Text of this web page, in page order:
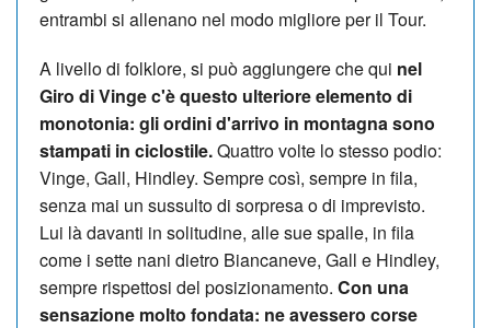
entrambi si allenano nel modo migliore per il Tour.
A livello di folklore, si può aggiungere che qui nel
Giro di Vinge c'è questo ulteriore elemento di
monotonia: gli ordini d'arrivo in montagna sono
stampati in ciclostile.Quattro volte lo stesso podio:
Vinge, Gall, Hindley. Sempre così, sempre in fila,
senza mai un sussulto di sorpresa o di imprevisto.
Lui là davanti in solitudine, alle sue spalle, in fila
come i sette nani dietro Biancaneve, Gall e Hindley,
sempre rispettosi del posizionamento. Con una
sensazione molto fondata: ne avessero corse